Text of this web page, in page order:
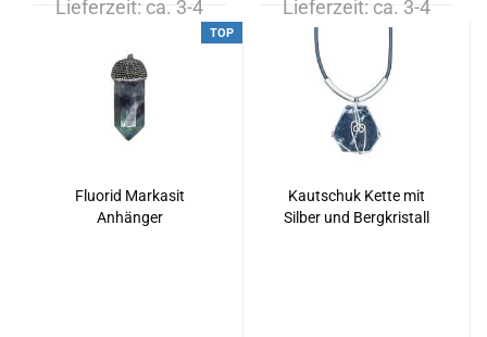
Lieferzeit: ca. 3-4
Lieferzeit: ca. 3-4
TOP
Fluorid Markasit
Anhänger
Kautschuk Kette mit
Silber und Bergkristall